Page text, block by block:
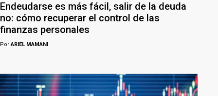
Endeudarse es más fácil, salir de la deuda
no: cómo recuperar el control de las
finanzas personales
PorARIEL MAMANI